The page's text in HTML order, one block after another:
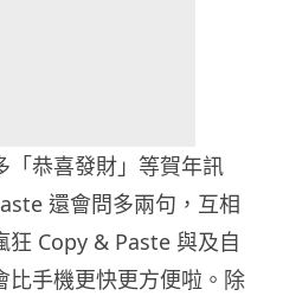
「恭喜發財」等賀年訊
還會問多兩句，互相
狂 Copy & Paste 與及自
比手機更快更方便啦。除